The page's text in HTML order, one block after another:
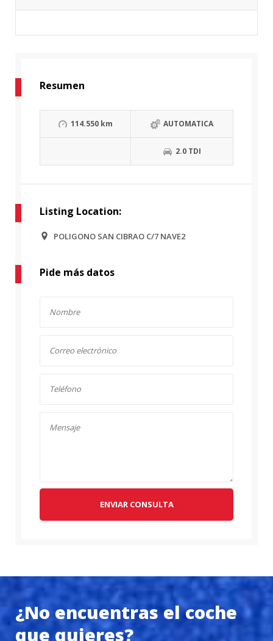
Resumen
114.550 km AUTOMATICA
2.0 TDI
Listing Location:
POLIGONO SAN CIBRAO C/7 NAVE2
Pide más datos
ENVIAR CONSULTA
¿No encuentras el coche
que quieres?